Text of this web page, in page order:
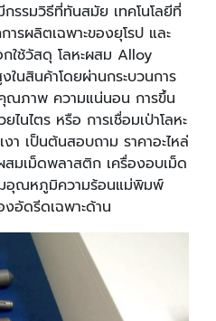
รรมวิธีที่ทันสมัย เทคโนโลยีที่
ารผลิตเฉพาะของยุโรป และ
ใช้วัสดุ โลหะผสม Alloy
นสินค้าโดยผ่านกระบวนการ
ณภาพ ความแน่นอน การขึ้น
ไนไตร หรือ การเชื่อมเป่าโลหะ
า เป็นต้นสอบถาม ราคาอะไหล่
มเม็ดพลาสติก เครื่องอบเม็ด
อุณหภูมิความร้อนแม่พิมพ์
อัดรีดเฉพาะด้าน